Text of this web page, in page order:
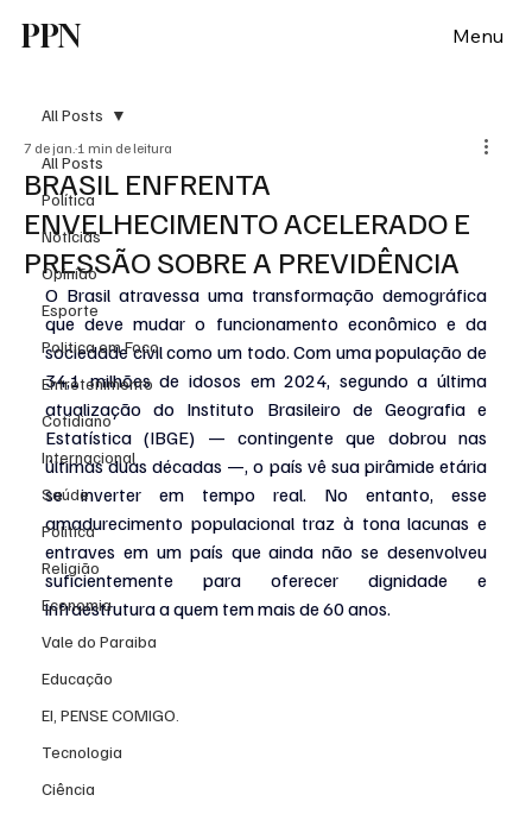
PPN Menu
All Posts
Política
Notícias
Opinião
Esporte
Politica em Foco
Entretenimento
Cotidiano
Internacional
Saúde
Politica
Religião
Economia
Vale do Paraiba
Educação
EI, PENSE COMIGO.
Tecnologia
Ciência
All Posts
BRASIL ENFRENTA
ENVELHECIMENTO ACELERADO E
PRESSÃO SOBRE A PREVIDÊNCIA
7 de jan. 1 min de leitura
O Brasil atravessa uma transformação demográfica
que deve mudar o funcionamento econômico e da
sociedade civil como um todo. Com uma população de
34,1 milhões de idosos em 2024, segundo a última
atualização do Instituto Brasileiro de Geografia e
Estatística (IBGE) — contingente que dobrou nas
últimas duas décadas —, o país vê sua pirâmide etária
se inverter em tempo real. No entanto, esse
amadurecimento populacional traz à tona lacunas e
entraves em um país que ainda não se desenvolveu
suficientemente para oferecer dignidade e
infraestrutura a quem tem mais de 60 anos.